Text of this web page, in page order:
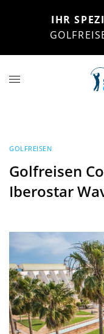
IHR
GOLFREISEN
Golfreisen
Iberostar